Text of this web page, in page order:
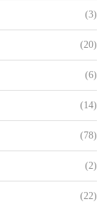
(3)
(20)
(6)
(14)
(78)
(2)
(22)